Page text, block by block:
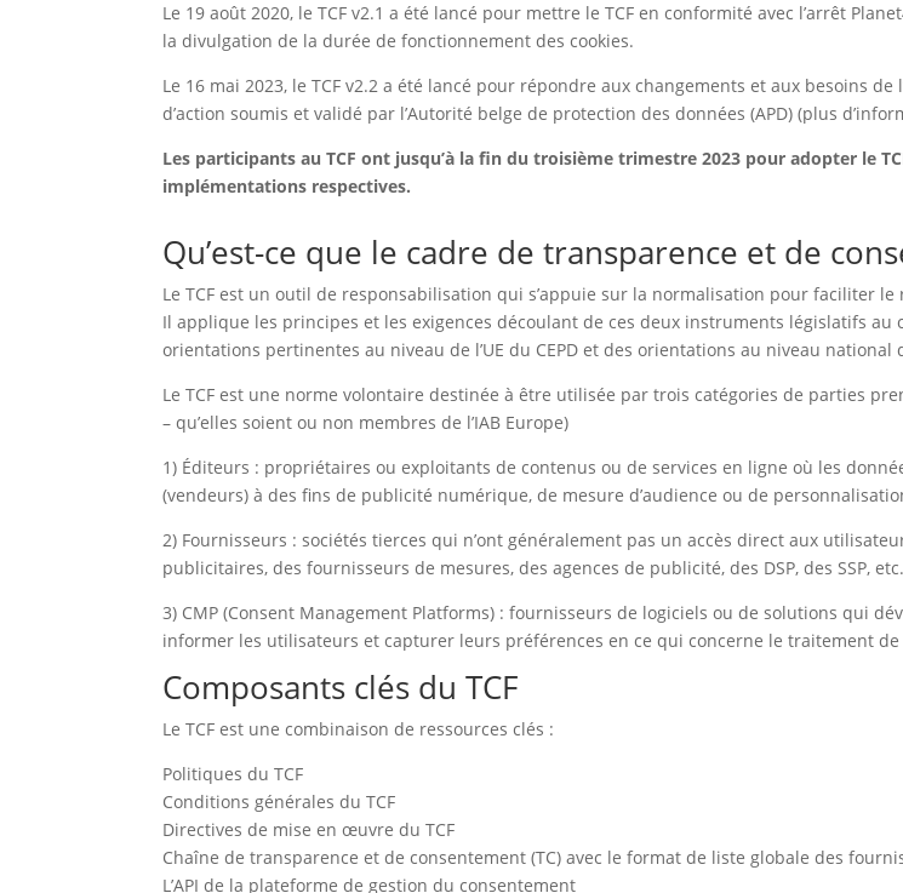
Le 19 août 2020, le TCF v2.1 a été lancé pour mettre le TCF en conformité avec l’arrêt
la divulgation de la durée de fonctionnement des cookies.
Le 16 mai 2023, le TCF v2.2 a été lancé pour répondre aux changements et aux besoins
d’action soumis et validé par l’Autorité belge de protection des données (APD) (plus
Les participants au TCF ont jusqu’à la fin du troisième trimestre 2023 pour adopter le
implémentations respectives.
Qu’est-ce que le cadre de transparence et de
Le TCF est un outil de responsabilisation qui s’appuie sur la normalisation pour faciliter
Il applique les principes et les exigences découlant de ces deux instruments législatifs
orientations pertinentes au niveau de l’UE du CEPD et des orientations au niveau
Le TCF est une norme volontaire destinée à être utilisée par trois catégories de parties
– qu’elles soient ou non membres de l’IAB Europe)
1) Éditeurs : propriétaires ou exploitants de contenus ou de services en ligne où les
(vendeurs) à des fins de publicité numérique, de mesure d’audience ou de
2) Fournisseurs : sociétés tierces qui n’ont généralement pas un accès direct aux
publicitaires, des fournisseurs de mesures, des agences de publicité, des DSP, des SSP, etc.
3) CMP (Consent Management Platforms) : fournisseurs de logiciels ou de solutions qui
informer les utilisateurs et capturer leurs préférences en ce qui concerne le traitement
Composants clés du TCF
Le TCF est une combinaison de ressources clés :
Politiques du TCF
Conditions générales du TCF
Directives de mise en œuvre du TCF
Chaîne de transparence et de consentement (TC) avec le format de liste globale des
L’API de la plateforme de gestion du consentement